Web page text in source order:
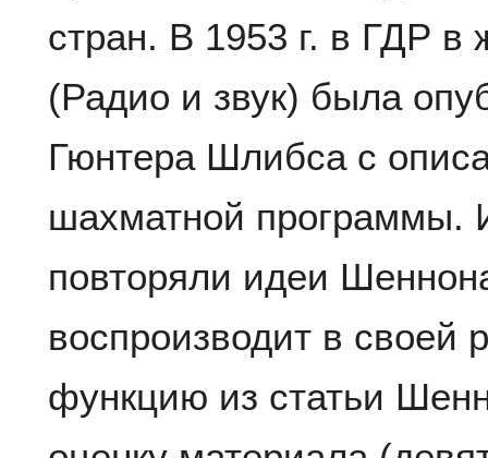
стран. В 1953 г. в ГДР в
(Радио и звук) была
Гюнтера Шлибса с
шахматной
повторяли идеи
воспроизводит в своей
функцию из статьи